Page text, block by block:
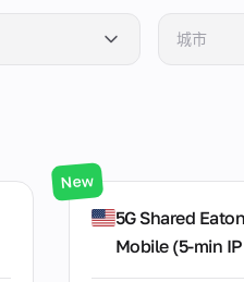
城市
費城
5G Shared
Mobile (5‑min
New